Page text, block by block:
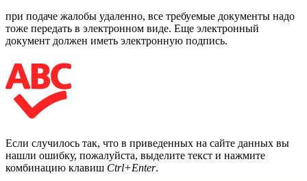
при подаче жалобы удаленно, все требуемые документы надо
тоже передать в электронном виде. Еще электронный
документ должен иметь электронную подпись.
Если случилось так, что в приведенных на сайте данных вы
нашли ошибку, пожалуйста, выделите текст и нажмите
комбинацию клавиш Ctrl+Enter.